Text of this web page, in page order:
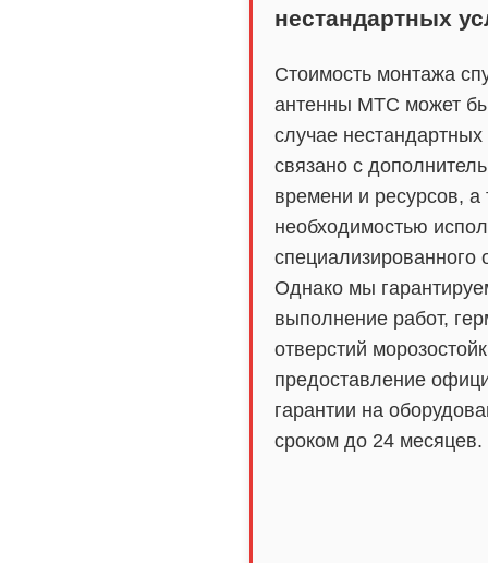
нестандартных
Стоимость монтажа
антенны МТС может
случае нестандартных
связано с
времени и ресурсов, а
необходимостью
специализированного
Однако мы
выполнение работ,
отверстий
предоставление
гарантии на
сроком до 24 месяцев.